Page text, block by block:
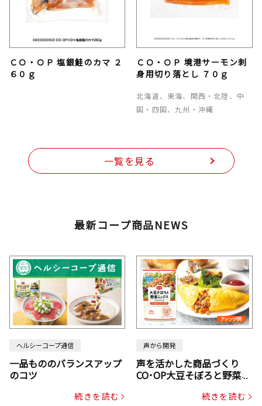
ＣＯ・ＯＰ 塩銀鮭のカマ ２
６０ｇ
ＣＯ・ＯＰ 境港サーモン刺
身用切り落とし ７０ｇ
北海道、東海、関西・北陸、中
国・四国、九州・沖縄
一覧を見る
最新コープ商品NEWS
ヘルシーコープ通信
一品もののバランスアップ
のコツ
続きを読む
声から開発
声を活かした商品づくり
CO･OP大豆そぼろと野菜ミ
じん・コーン入り）続きを読む